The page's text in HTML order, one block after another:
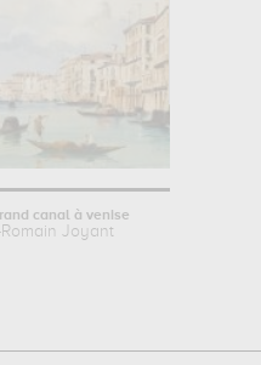
canal à venise
Joyant